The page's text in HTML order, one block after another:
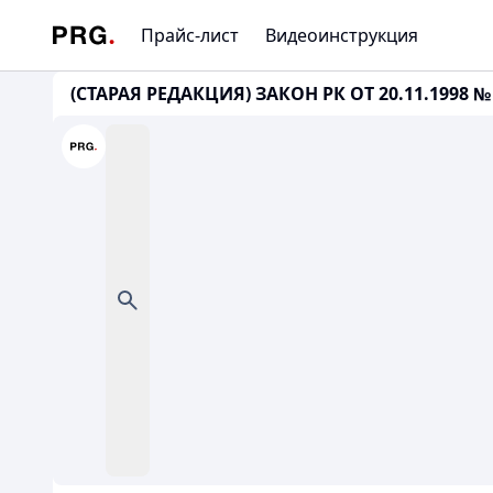
Прайс-лист Видеоинструкция
(СТАРАЯ РЕДАКЦИЯ) ЗАКОН РК ОТ 20.11.1998 №